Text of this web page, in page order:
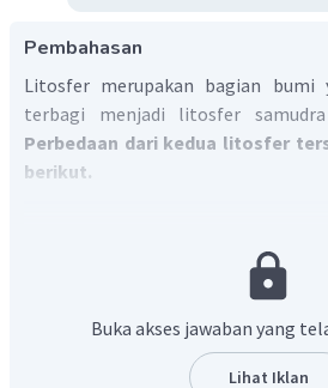
Pembahasan
Litosfer merupakan bagian bumi
terbagi menjadi litosfer
Perbedaan dari kedua litosfer
berikut.
membentuk cekungan
litosfer benua merupakan
Litosfer samudra tersusun
yang berwarna gelap,
Buka akses jawaban yang
Lihat Iklan